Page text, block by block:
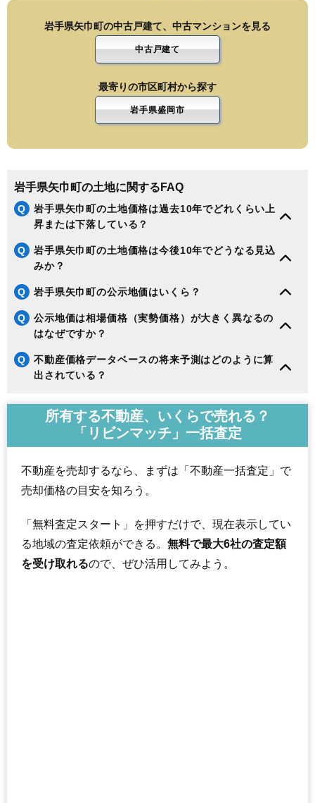
岩手県矢巾町の中古戸建て、中古マンションを見る
中古戸建て
最寄りの市区町村から探す
岩手県盛岡市
岩手県矢巾町の土地に関するFAQ
Q
岩手県矢巾町の土地価格は過去10年でどれくらい上
昇または下落している？
Q
岩手県矢巾町の土地価格は今後10年でどうなる見込
みか？
Q 岩手県矢巾町の公示地価はいくら？
Q
公示地価は相場価格（実勢価格）が大きく異なるの
はなぜですか？
Q
不動産価格データベースの将来予測はどのように算
出されている？
所有する不動産、いくらで売れる？
「リビンマッチ」一括査定
不動産を売却するなら、まずは「不動産一括査定」で
売却価格の目安を知ろう。
「無料査定スタート」を押すだけで、現在表示してい
る地域の査定依頼ができる。 無料で最大6社の査定額
を受け取れるので、ぜひ活用してみよう。